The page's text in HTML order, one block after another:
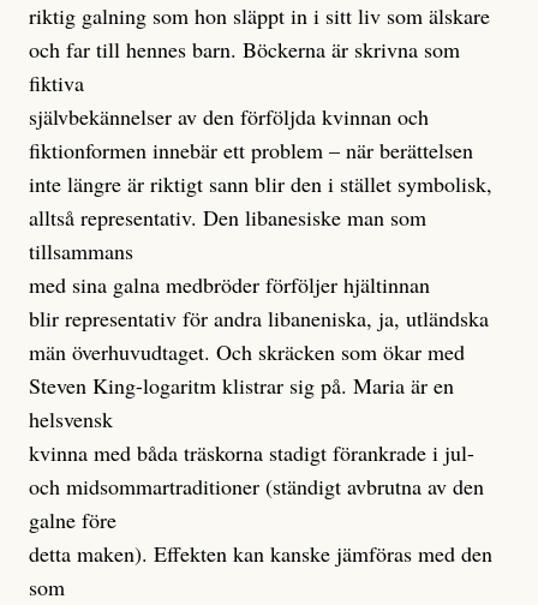
riktig galning som hon släppt in i sitt liv som älskare
och far till hennes barn. Böckerna är skrivna som
fiktiva
självbekännelser av den förföljda kvinnan och
fiktionformen innebär ett problem – när berättelsen
inte längre är riktigt sann blir den i stället symbolisk,
alltså representativ. Den libanesiske man som
tillsammans
med sina galna medbröder förföljer hjältinnan
blir representativ för andra libaneniska, ja, utländska
män överhuvudtaget. Och skräcken som ökar med
Steven King-logaritm klistrar sig på. Maria är en
helsvensk
kvinna med båda träskorna stadigt förankrade i jul-
och midsommartraditioner (ständigt avbrutna av den
galne före
detta maken). Effekten kan kanske jämföras med den
som